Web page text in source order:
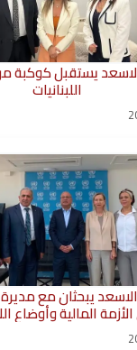
يستقبل كوكبة
اللبنانيات
يبحثان مع مديرة
المالية وأوضاع
حماية الخدمات